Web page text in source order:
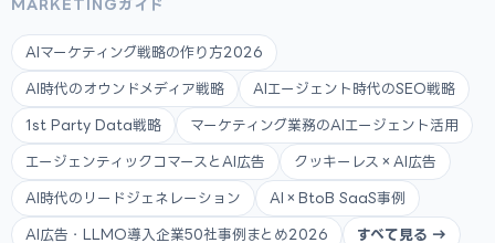
MARKETINGガイド
AIマーケティング戦略の作り方2026
AI時代のオウンドメディア戦略 AIエージェント時代のSEO戦略
1st Party Data戦略 マーケティング業務のAIエージェント活用
エージェンティックコマースとAI広告 クッキーレス×AI広告
AI時代のリードジェネレーション AI×BtoB SaaS事例
AI広告・LLMO導入企業50社事例まとめ2026 すべて見る →